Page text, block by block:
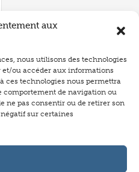
aux
nous utilisons des technologies
et/ou accéder aux informations
ces technologies nous permettra
comportement de navigation ou
ne pas consentir ou de retirer son
sur certaines